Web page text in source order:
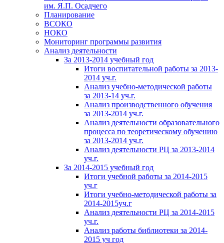
им. Я.П. Осадчего
Планирование
ВСОКО
НОКО
Мониторинг программы развития
Анализ деятельности
За 2013-2014 учебный год
Итоги воспитательной работы за 2013-
2014 уч.г.
Анализ учебно-методической работы
за 2013-14 уч.г.
Анализ производственного обучения
за 2013-2014 уч.г.
Анализ деятельности образовательного
процесса по теоретическому обучению
за 2013-2014 уч.г.
Анализ деятельности РЦ за 2013-2014
уч.г.
За 2014-2015 учебный год
Итоги учебной работы за 2014-2015
уч.г
Итоги учебно-методической работы за
2014-2015уч.г
Анализ деятельности РЦ за 2014-2015
уч.г.
Анализ работы библиотеки за 2014-
2015 уч год